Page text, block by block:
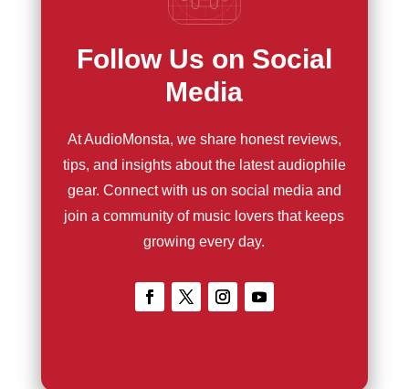
Follow Us on Social
Media
At AudioMonsta, we share honest reviews,
tips, and insights about the latest audiophile
gear. Connect with us on social media and
join a community of music lovers that keeps
growing every day.